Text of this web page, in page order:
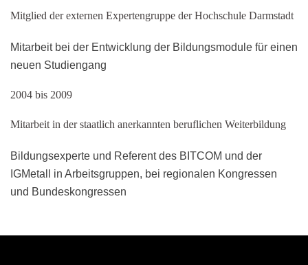
Mitglied der externen Expertengruppe der Hochschule Darmstadt
Mitarbeit bei der Entwicklung der Bildungsmodule für einen
neuen Studiengang
2004 bis 2009
Mitarbeit in der staatlich anerkannten beruflichen Weiterbildung
Bildungsexperte und Referent des BITCOM und der
IGMetall in Arbeitsgruppen, bei regionalen Kongressen
und Bundeskongressen